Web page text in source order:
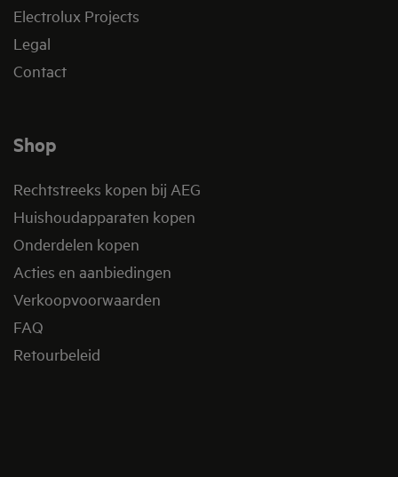
Electrolux Projects
Legal
Contact
Shop
Rechtstreeks kopen bij AEG
Huishoudapparaten kopen
Onderdelen kopen
Acties en aanbiedingen
Verkoopvoorwaarden
FAQ
Retourbeleid